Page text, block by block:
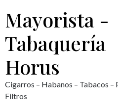
Mayorista -
Tabaquería
Horus
Cigarros – Habanos – Tabacos –
Filtros